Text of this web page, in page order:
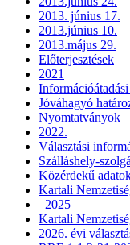
2013. június 17.
2013.június 10.
2013.május 29.
Előterjesztések
2021
Jóváhagyó
Nyomtatványok
2022.
Választási
Szálláshely-
Közérdekű
Kartali
–2025
Kartali
2026. évi